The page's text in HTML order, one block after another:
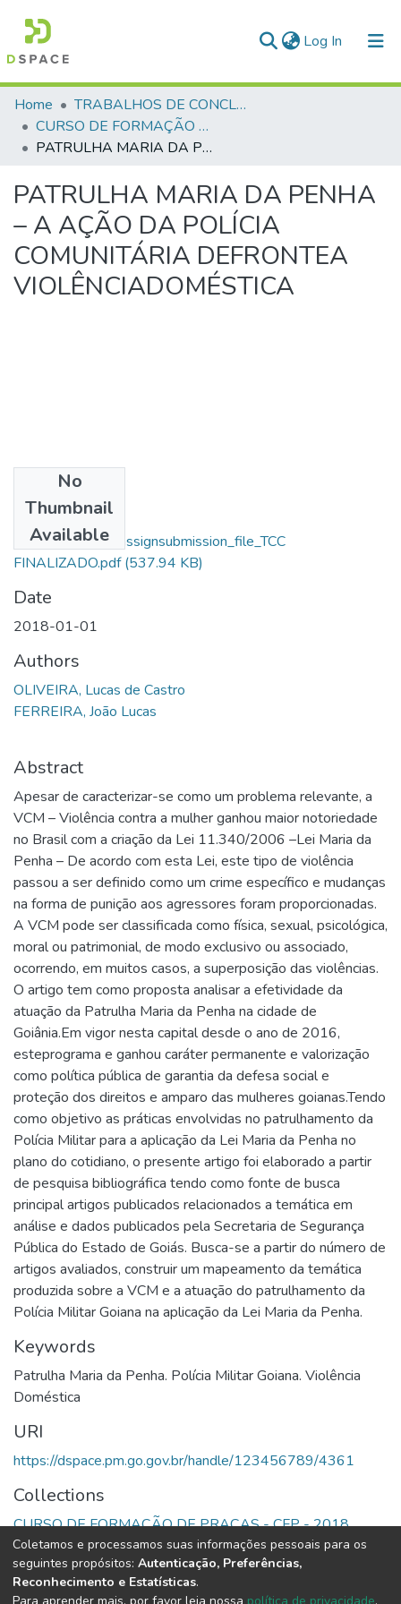
Log In (current)
Communities & Collections
All of DSpace
Home
TRABALHOS DE CONCLUSÃO DE CURSO - CFP (CURSO DE FORMAÇÃO DE PRAÇAS)
CURSO DE FORMAÇÃO DE PRAÇAS - CFP - 2018
PATRULHA MARIA DA PENHA – A AÇÃO DA POLÍCIA COMUNITÁRIA DEFRONTEA VIOLÊNCIADOMÉSTICA
PATRULHA MARIA DA PENHA
– A AÇÃO DA POLÍCIA
COMUNITÁRIA DEFRONTEA
VIOLÊNCIADOMÉSTICA
No
Thumbnail
Available
Lucas De Castro
Oliveira_14040_assignsubmission_file_TCC
FINALIZADO.pdf(537.94 KB)
Date
2018-01-01
Authors
OLIVEIRA, Lucas de Castro
FERREIRA, João Lucas
Abstract
Apesar de caracterizar-se como um problema relevante, a
VCM – Violência contra a mulher ganhou maior notoriedade
no Brasil com a criação da Lei 11.340/2006 –Lei Maria da
Penha – De acordo com esta Lei, este tipo de violência
passou a ser definido como um crime específico e mudanças
na forma de punição aos agressores foram proporcionadas.
A VCM pode ser classificada como física, sexual, psicológica,
moral ou patrimonial, de modo exclusivo ou associado,
ocorrendo, em muitos casos, a superposição das violências.
O artigo tem como proposta analisar a efetividade da
atuação da Patrulha Maria da Penha na cidade de
Goiânia.Em vigor nesta capital desde o ano de 2016,
esteprograma e ganhou caráter permanente e valorização
como política pública de garantia da defesa social e
proteção dos direitos e amparo das mulheres goianas.Tendo
como objetivo as práticas envolvidas no patrulhamento da
Polícia Militar para a aplicação da Lei Maria da Penha no
plano do cotidiano, o presente artigo foi elaborado a partir
de pesquisa bibliográfica tendo como fonte de busca
principal artigos publicados relacionados a temática em
análise e dados publicados pela Secretaria de Segurança
Pública do Estado de Goiás. Busca-se a partir do número de
artigos avaliados, construir um mapeamento da temática
produzida sobre a VCM e a atuação do patrulhamento da
Polícia Militar Goiana na aplicação da Lei Maria da Penha.
Keywords
Patrulha Maria da Penha. Polícia Militar Goiana. Violência
Doméstica
URI
https://dspace.pm.go.gov.br/handle/123456789/4361
Collections
CURSO DE FORMAÇÃO DE PRAÇAS - CFP - 2018
Full item page
Coletamos e processamos suas informações pessoais para os
seguintes propósitos: Autenticação, Preferências,
Reconhecimento e Estatísticas.